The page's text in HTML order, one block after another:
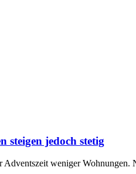
steigen jedoch stetig
weniger Wohnungen.